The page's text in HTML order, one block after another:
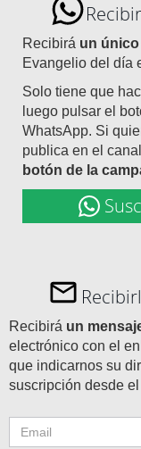
Recibirá un
Evangelio del día
Solo tiene que
luego pulsar el
WhatsApp. Si
publica en el
botón de la
Recibirá un
electrónico con el
que indicarnos su
suscripción desde